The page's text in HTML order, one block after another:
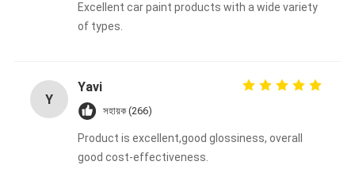
Excellent car paint products with a wide variety
of types.
Y
Yavi
সহায়ক (266)
Product is excellent,good glossiness, overall
good cost-effectiveness.